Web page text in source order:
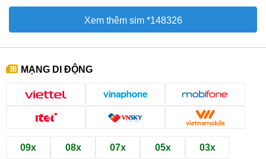
Xem thêm sim *148326
MẠNG DI ĐỘNG
09x 08x 07x 05x 03x